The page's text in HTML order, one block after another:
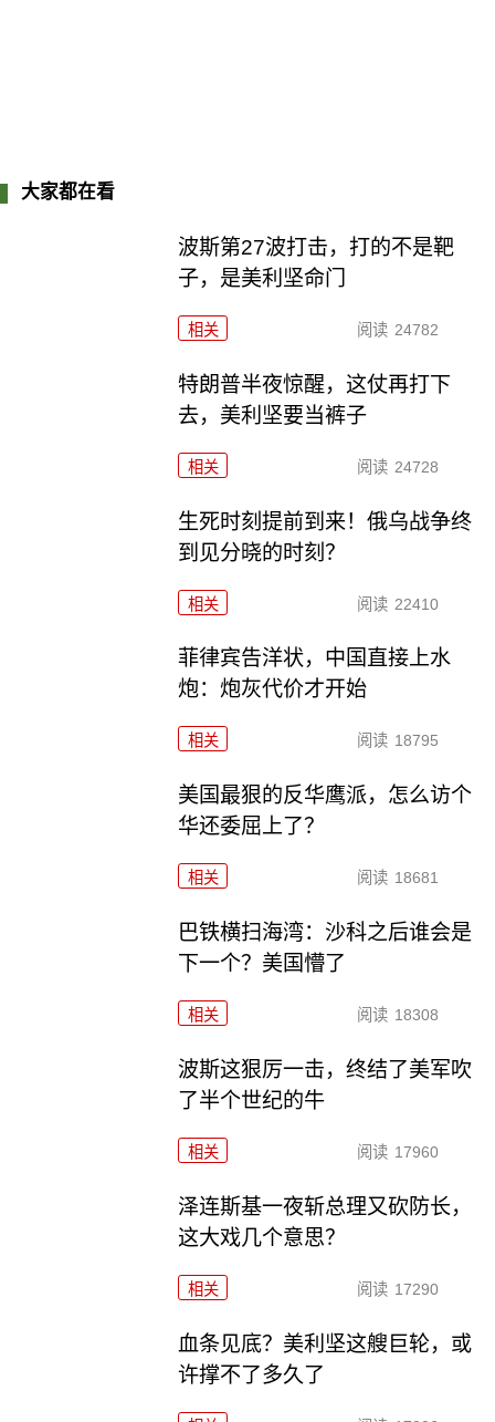
大家都在看
波斯第27波打击，打的不是靶
子，是美利坚命门
相关 阅读 24782
特朗普半夜惊醒，这仗再打下
去，美利坚要当裤子
相关 阅读 24728
生死时刻提前到来！俄乌战争终
到见分晓的时刻？
相关 阅读 22410
菲律宾告洋状，中国直接上水
炮：炮灰代价才开始
相关 阅读 18795
美国最狠的反华鹰派，怎么访个
华还委屈上了？
相关 阅读 18681
巴铁横扫海湾：沙科之后谁会是
下一个？美国懵了
相关 阅读 18308
波斯这狠厉一击，终结了美军吹
了半个世纪的牛
相关 阅读 17960
泽连斯基一夜斩总理又砍防长，
这大戏几个意思？
相关 阅读 17290
血条见底？美利坚这艘巨轮，或
许撑不了多久了